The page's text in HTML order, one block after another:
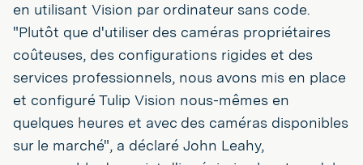
en utilisant Vision par ordinateur sans code.
"Plutôt que d'utiliser des caméras propriétaires
coûteuses, des configurations rigides et des
services professionnels, nous avons mis en place
et configuré Tulip Vision nous-mêmes en
quelques heures et avec des caméras disponibles
sur le marché", a déclaré John Leahy,